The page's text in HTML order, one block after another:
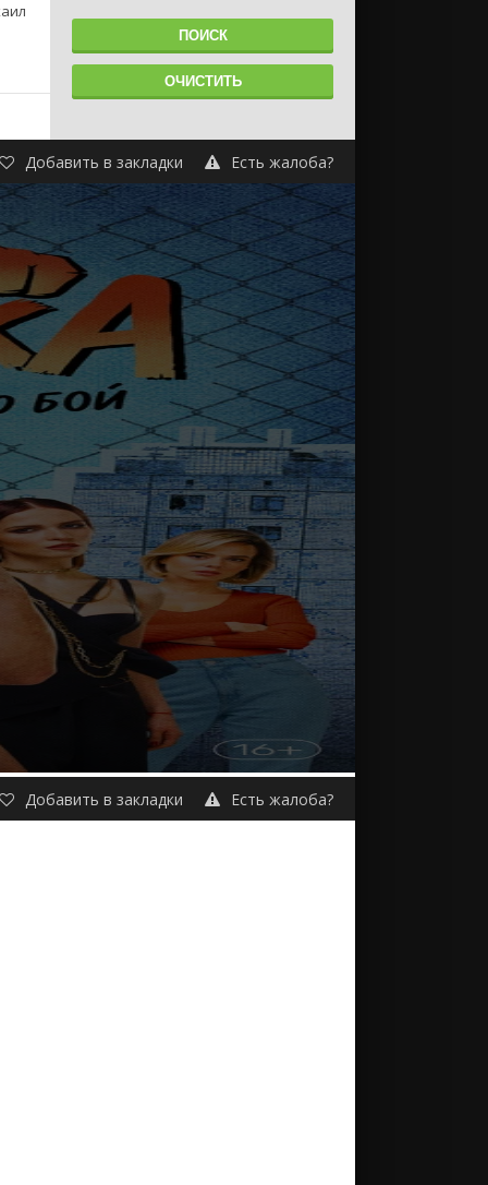
Добавить в закладки Есть жалоба?
Добавить в закладки Есть жалоба?